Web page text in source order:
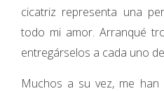
cicatriz representa una
todo mi amor. Arranqué
entregárselos a cada uno
Muchos a su vez, me